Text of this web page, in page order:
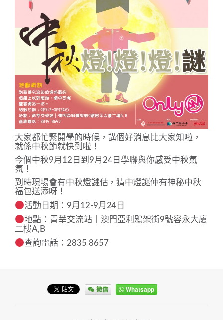
大家都忙緊開學的時候，講個好消息比大家知啦，
就係中秋節就快到 啦！
今個中秋9月12日到9月24日學聯與你感受中秋氣
氛！
到時現場會有中秋燈謎估，猜中燈謎仲有神秘中秋
福包送添呀！
活動日期：9月12-9月24日
地點：青莘交流站｜澳門亞利鴉架街9號容永大廈
二樓A,B
查詢電話：2835 8657
微信 Whatsapp